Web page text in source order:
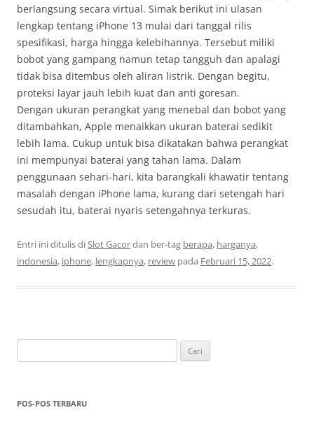
berlangsung secara virtual. Simak berikut ini ulasan
lengkap tentang iPhone 13 mulai dari tanggal rilis
spesifikasi, harga hingga kelebihannya. Tersebut miliki
bobot yang gampang namun tetap tangguh dan apalagi
tidak bisa ditembus oleh aliran listrik. Dengan begitu,
proteksi layar jauh lebih kuat dan anti goresan.
Dengan ukuran perangkat yang menebal dan bobot yang
ditambahkan, Apple menaikkan ukuran baterai sedikit
lebih lama. Cukup untuk bisa dikatakan bahwa perangkat
ini mempunyai baterai yang tahan lama. Dalam
penggunaan sehari-hari, kita barangkali khawatir tentang
masalah dengan iPhone lama, kurang dari setengah hari
sesudah itu, baterai nyaris setengahnya terkuras.
Entri ini ditulis diSlot Gacordan ber-tag berapa, harganya,
indonesia, iphone, lengkapnya, review pada Februari 15, 2022.
untuk:
POS-POS TERBARU